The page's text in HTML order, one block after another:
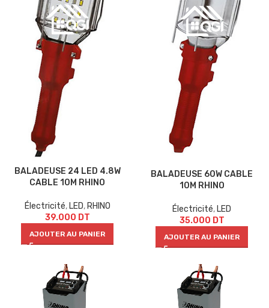
BALADEUSE 24 LED 4.8W
CABLE 10M RHINO
Électricité, LED, RHINO
39.000 DT
AJOUTER AU PANIER
BALADEUSE 60W CABLE
10M RHINO
Électricité, LED
35.000 DT
AJOUTER AU PANIER